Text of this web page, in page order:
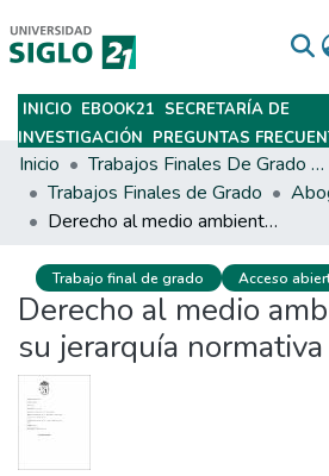
Subir
INICIO EBOOK21 SECRETARÍA DE
INVESTIGACIÓN PREGUNTAS
Inicio
Trabajos Finales De Grado Y Posgrado
Trabajos Finales de Grado
Derecho al medio ambiente sano y su jerarquía normativa
Trabajo final de grado Acceso
Derecho al medio
su jerarquía normativa